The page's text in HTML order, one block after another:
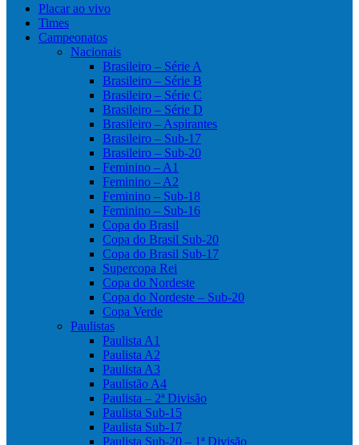
Placar ao vivo
Times
Campeonatos
Nacionais
Brasileiro – Série A
Brasileiro – Série B
Brasileiro – Série C
Brasileiro – Série D
Brasileiro – Aspirantes
Brasileiro – Sub-17
Brasileiro – Sub-20
Feminino – A1
Feminino – A2
Feminino – Sub-18
Feminino – Sub-16
Copa do Brasil
Copa do Brasil Sub-20
Copa do Brasil Sub-17
Supercopa Rei
Copa do Nordeste
Copa do Nordeste – Sub-20
Copa Verde
Paulistas
Paulista A1
Paulista A2
Paulista A3
Paulistão A4
Paulista – 2ª Divisão
Paulista Sub-15
Paulista Sub-17
Paulista Sub-20 – 1ª Divisão